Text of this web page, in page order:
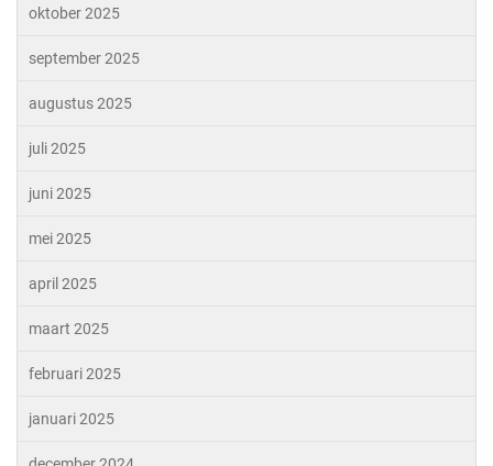
oktober 2025
september 2025
augustus 2025
juli 2025
juni 2025
mei 2025
april 2025
maart 2025
februari 2025
januari 2025